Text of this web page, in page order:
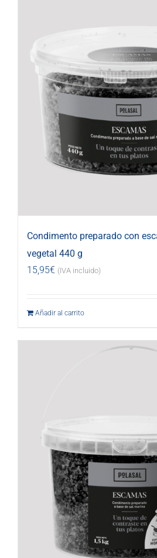
Condimento preparado con
vegetal 440 g
15,95€ (IVA incluido)
Añadir al carrito